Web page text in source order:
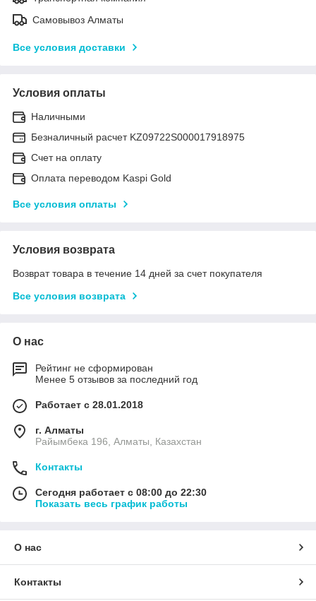
Самовывоз Алматы
Все условия доставки
Условия оплаты
Наличными
Безналичный расчет KZ09722S000017918975
Счет на оплату
Оплата переводом Kaspi Gold
Все условия оплаты
Условия возврата
Возврат товара в течение 14 дней за счет покупателя
Все условия возврата
О нас
Рейтинг не сформирован
Менее 5 отзывов за последний год
Работает с 28.01.2018
г. Алматы
Райымбека 196, Алматы, Казахстан
Контакты
Сегодня работает с 08:00 до 22:30
Показать весь график работы
О нас
Контакты